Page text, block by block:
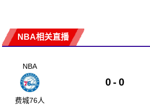
NBA相关直播
NBA
费城76人
0 - 0